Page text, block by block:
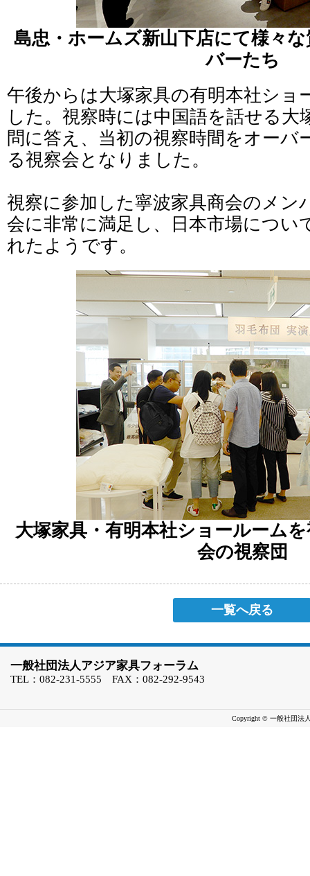
島忠・ホームズ新山下店にて様々
バーたち
午後からは大塚家具の有明本社ショ
した。視察時には中国語を話せる大
問に答え、当初の視察時間をオーバ
る視察会となりました。
視察に参加した寧波家具商会のメン
会に非常に満足し、日本市場につい
れたようです。
大塚家具・有明本社ショールーム
会の視察団
一覧へ戻る
一般社団法人アジア家具フォーラム
TEL：082-231-5555 FAX：082-292-9543
Copyright © 一般社団法